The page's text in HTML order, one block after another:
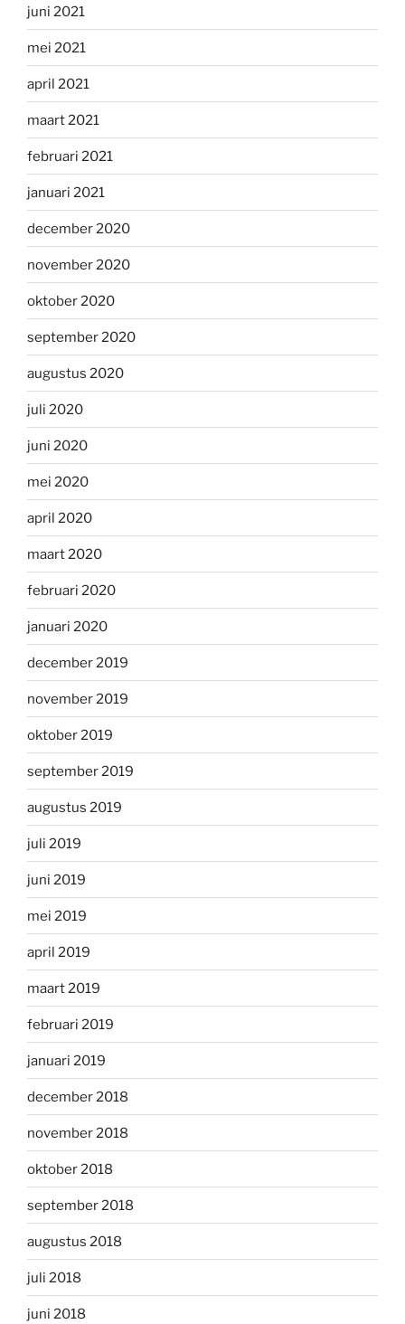
juni 2021
mei 2021
april 2021
maart 2021
februari 2021
januari 2021
december 2020
november 2020
oktober 2020
september 2020
augustus 2020
juli 2020
juni 2020
mei 2020
april 2020
maart 2020
februari 2020
januari 2020
december 2019
november 2019
oktober 2019
september 2019
augustus 2019
juli 2019
juni 2019
mei 2019
april 2019
maart 2019
februari 2019
januari 2019
december 2018
november 2018
oktober 2018
september 2018
augustus 2018
juli 2018
juni 2018